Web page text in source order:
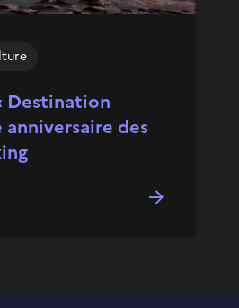
Destination
anniversaire des